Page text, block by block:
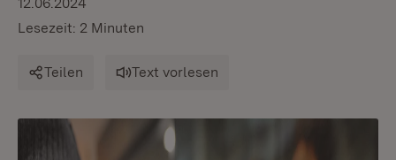
Lesezeit: 2 Minuten
Teilen Text vorlesen